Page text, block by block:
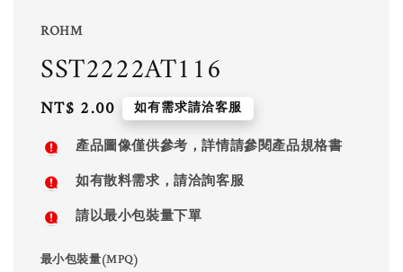
ROHM
SST2222AT116
Regular
price
NT$ 2.00 如有需求請洽客服
產品圖像僅供參考，詳情請參閱產品規格書
如有散料需求，請洽詢客服
請以最小包裝量下單
最小包裝量(MPQ)